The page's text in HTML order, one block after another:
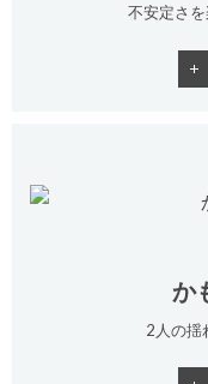
不安定さ
か
2人の揺